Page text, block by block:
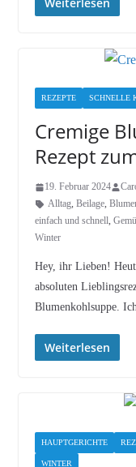
REZEPTE SCHNELLE
Cremige
Rezept
19. Februar 2024
Alltag, Beilage,
einfach und schnell,
Winter
Hey, ihr Lieben!
absoluten
Blumenkohlsuppe.
Weiterlesen
HAUPTGERICHTE
WINTER